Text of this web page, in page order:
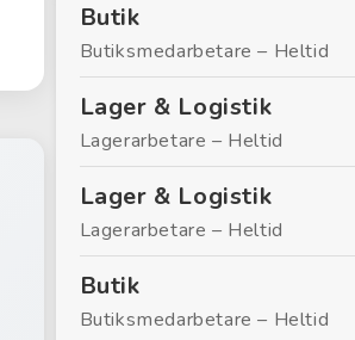
Butik
Butiksmedarbetare – Heltid
Lager & Logistik
Lagerarbetare – Heltid
Lager & Logistik
Lagerarbetare – Heltid
Butik
Butiksmedarbetare – Heltid